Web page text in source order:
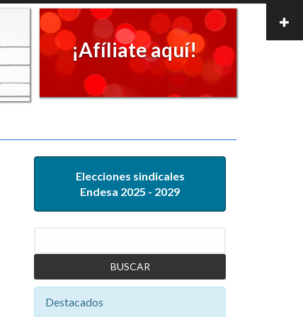
¡Afíliate aquí!
Elecciones sindicales
Endesa 2025 - 2029
Destacados